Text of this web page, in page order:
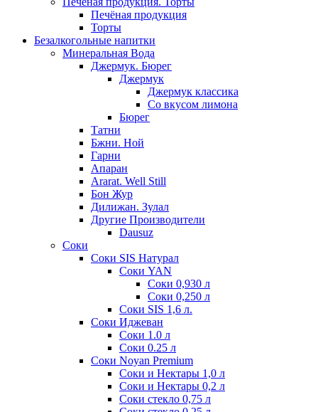
Печёная продукция
Торты
Безалкогольные напитки
Минеральная Вода
Джермук. Бюрег
Джермук
Джермук классика
Со вкусом лимона
Бюрег
Татни
Бжни. Ной
Гарни
Апаран
Ararat. Well Still
Бон Жур
Дилижан. Зулал
Другие Производители
Dausuz
Соки
Соки SIS Натурал
Соки YAN
Соки 0,930 л
Соки 0,250 л
Соки SIS 1,6 л.
Соки Иджеван
Соки 1.0 л
Соки 0.25 л
Соки Noyan Premium
Соки и Нектары 1,0 л
Соки и Нектары 0,2 л
Соки стекло 0,75 л